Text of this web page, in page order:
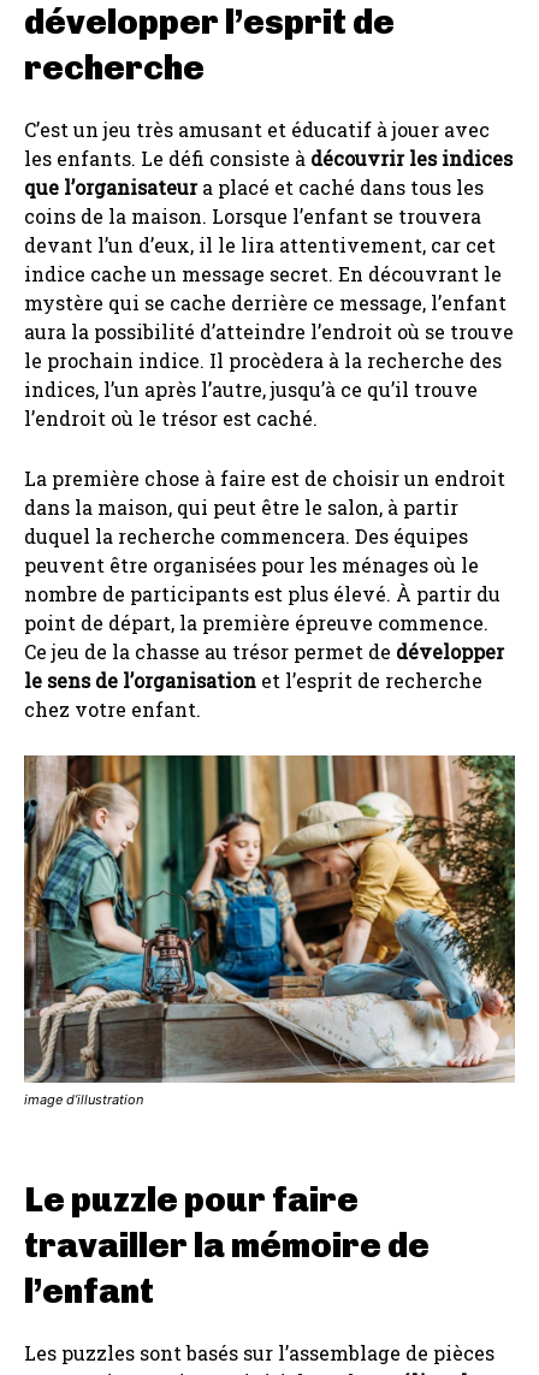
développer l’esprit de
recherche
C’est un jeu très amusant et éducatif à jouer avec
les enfants. Le défi consiste à découvrir les indices
que l’organisateura placé et caché dans tous les
coins de la maison. Lorsque l’enfant se trouvera
devant l’un d’eux, il le lira attentivement, car cet
indice cache un message secret. En découvrant le
mystère qui se cache derrière ce message, l’enfant
aura la possibilité d’atteindre l’endroit où se trouve
le prochain indice. Il procèdera à la recherche des
indices, l’un après l’autre, jusqu’à ce qu’il trouve
l’endroit où le trésor est caché.
La première chose à faire est de choisir un endroit
dans la maison, qui peut être le salon, à partir
duquel la recherche commencera. Des équipes
peuvent être organisées pour les ménages où le
nombre de participants est plus élevé. À partir du
point de départ, la première épreuve commence.
Ce jeu de la chasse au trésor permet de développer
le sens de l’organisation et l’esprit de recherche
chez votre enfant.
image d’illustration
Le puzzle pour faire
travailler la mémoire de
l’enfant
Les puzzles sont basés sur l’assemblage de pièces